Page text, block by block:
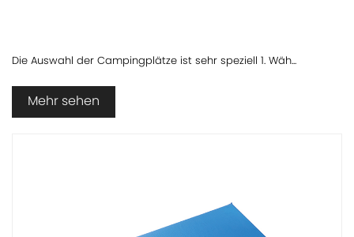
Die Auswahl der Campingplätze ist sehr speziell 1. Wäh...
Mehr sehen